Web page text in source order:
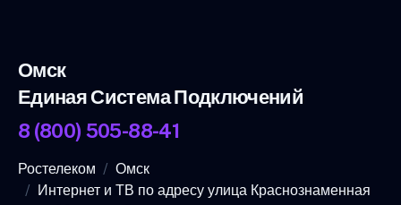
Омск
Единая Система Подключений
8 (800) 505-88-41
Ростелеком
Омск
Интернет и ТВ по адресу улица Краснознаменная